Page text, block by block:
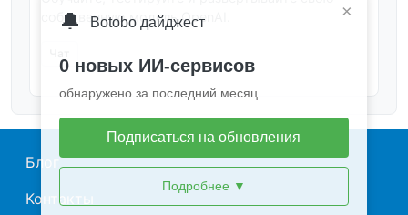
собственную модель OpenAI.
Main navigation
Блог
Контакты
×
🔔 Botobo дайджест
0 новых ИИ-сервисов
обнаружено за последний месяц
Подписаться на обновления
Подробнее ▼